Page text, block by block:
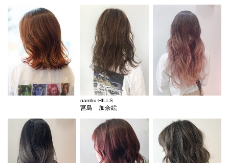
nambu-HILLS
宮島 加奈絵